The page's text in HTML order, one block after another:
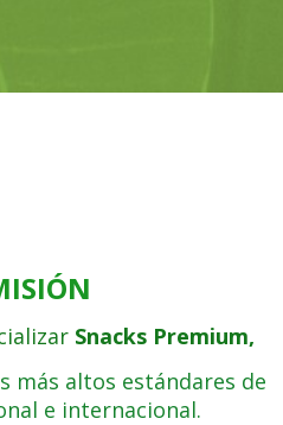
Snacks Premium,
más altos estándares de
e internacional.